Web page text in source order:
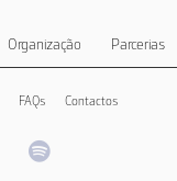
Organização Parcerias
FAQs Contactos